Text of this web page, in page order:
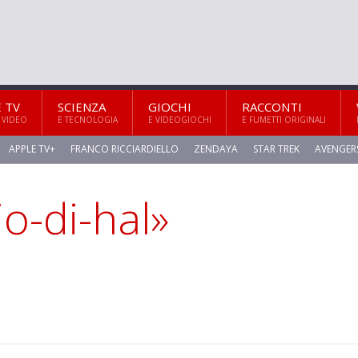
TV
VIDEO
SCIENZA
E TECNOLOGIA
GIOCHI
E VIDEOGIOCHI
RACCONTI
E FUMETTI ORIGINALI
APPLE TV+ FRANCO RICCIARDIELLO ZENDAYA STAR TREK
di-hal»